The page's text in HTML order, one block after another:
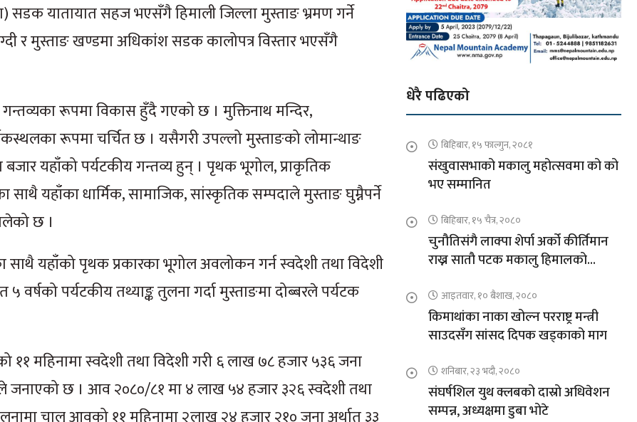
सडक यातायात सहज भएसँगै हिमाली जिल्ला मुस्ताङ भ्रमण गर्ने
र मुस्ताङ खण्डमा अधिकांश सडक कालोपत्र विस्तार भएसँगै
रूपमा विकास हुँदै गएको छ । मुक्तिनाथ मन्दिर,
रूपमा चर्चित छ । यसैगरी उपल्लो मुस्ताङको लोमान्थाङ
बजार यहाँको पर्यटकीय गन्तव्य हुन् । पृथक भूगोल, प्राकृतिक
साथै यहाँका धार्मिक, सामाजिक, सांस्कृतिक सम्पदाले मुस्ताङ घुम्नैपर्ने
छ ।
यहाँको पृथक प्रकारका भूगोल अवलोकन गर्न स्वदेशी तथा विदेशी
पर्यटकीय तथ्याङ्क तुलना गर्दा मुस्ताङमा दोब्बरले पर्यटक
महिनामा स्वदेशी तथा विदेशी गरी ६ लाख ७८ हजार ५३६ जना
जनाएको छ । आव २०८०/८१ मा ४ लाख ५४ हजार ३२६ स्वदेशी तथा
धेरै पढिएको
बिहिबार, १५ फाल्गुन, २०८१
संखुवासभाको मकालु महोत्सवमा को को
भए सम्मानित
बिहिबार, १५ चैत्र, २०८०
चुनौतिसंगै लाक्पा शेर्पा अर्को कीर्तिमान
राख्न सातौ पटक मकालु हिमालको
आइतवार, १० बैशाख, २०८०
किमाथांका नाका खोल्न परराष्ट्र मन्त्री
साउदसँग सांसद दिपक खड्काको माग
शनिबार, २३ भदौ, २०८०
संघर्षशिल युथ क्लबको दास्रो अधिवेशन
सम्पन्न, अध्यक्षमा डुबा भोटे